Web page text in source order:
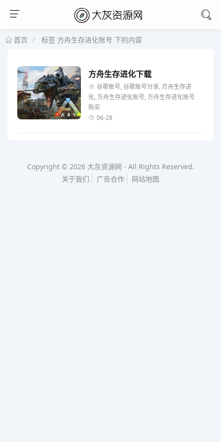
首页 标签 方舟生存进化账号 下的内容
方舟生存进化下载
谷歌账号, 谷歌账号分享, 方舟生存进
化, 方舟生存进化账号, 方舟生存进化账号
购买
06-28
Copyright © 2026 大灰资源网 - All Rights Reserved.
关于我们
广告合作 网站地图